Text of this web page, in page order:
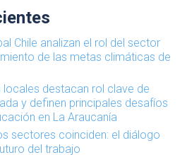
Chile analizan el rol del sector
de las metas climáticas de
locales destacan rol clave de
y definen principales desafíos
en La Araucanía
sectores coinciden: el diálogo
del trabajo